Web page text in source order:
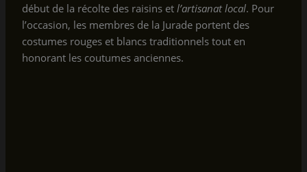
début de la récolte des raisins et l’artisanat local. Pour
l’occasion, les membres de la Jurade portent des
costumes rouges et blancs traditionnels tout en
honorant les coutumes anciennes.